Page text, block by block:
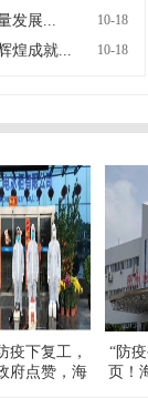
发展... 10-18
煌成就... 10-18
疫下复工，
府点赞，海
“防
页！